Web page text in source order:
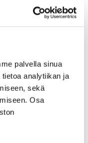
palvella sinua
analytiikan ja
sekä
Osa